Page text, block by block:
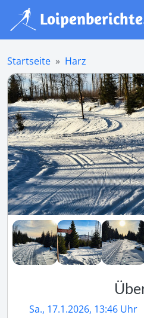
Startseite Harz
Sa., 17.1.2026, 13:46 Uhr